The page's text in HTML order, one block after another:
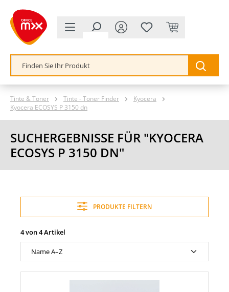
springen
Tinte & Toner Tinte - Toner Finder
Kyocera
Kyocera ECOSYS P 3150 dn
SUCHERGEBNISSE FÜR "KYOCERA
ECOSYS P 3150 DN"
PRODUKTE FILTERN
4 von 4 Artikel